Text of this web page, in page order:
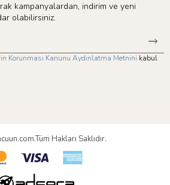
kampanyalardan, indirim ve yeni
olabilirsiniz.
Korunması Kanunu Aydınlatma Metnini kabul
Hakları Saklıdır.